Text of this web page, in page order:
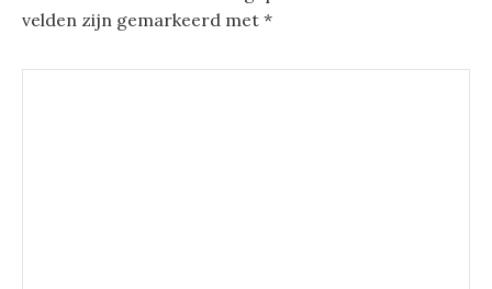
velden zijn gemarkeerd met *